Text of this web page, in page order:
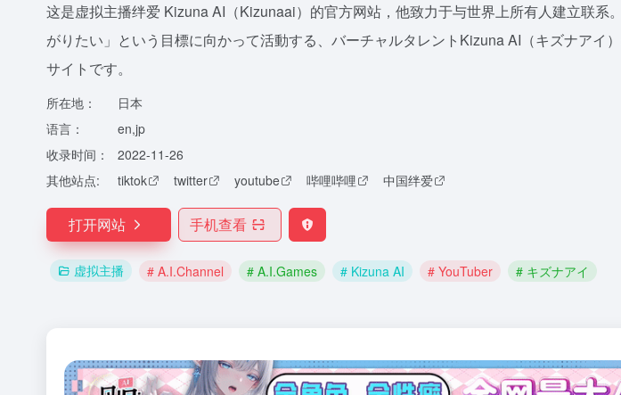
这是虚拟主播绊爱 Kizuna AI（Kizunaai）的官方网站，他致力于与世界上所有人建立联系
がりたい」という目標に向かって活動する、バーチャルタレントKizuna AI（キズナアイ
サイトです。
所在地：
日本
语言：
en,jp
收录时间：
2022-11-26
其他站点:
tiktok twitter youtube 哔哩哔哩 中国绊爱
打开网站 手机查看
虚拟主播 # A.I.Channel # A.I.Games # Kizuna AI # YouTuber # キズナアイ